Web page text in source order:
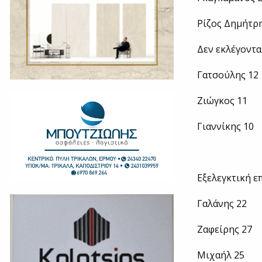
Ρίζος
Δεν
Γατσούλης 12
Ζιώγκος 11
Γιαννίκης 10
Εξελεγκτική
Γαλάνης 22
Ζαφείρης 27
Μιχαήλ 25